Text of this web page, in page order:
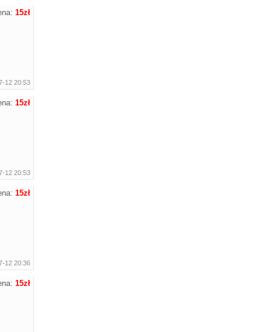
15zł
12 20:53
15zł
12 20:53
15zł
12 20:36
15zł